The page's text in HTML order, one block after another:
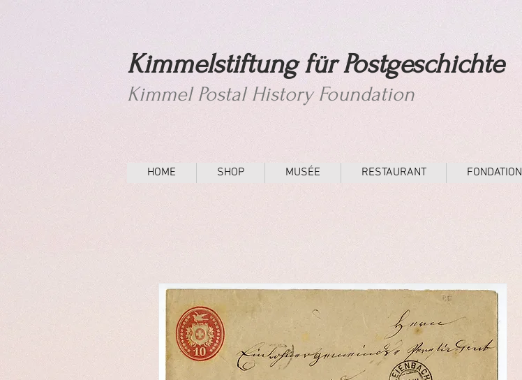
Kimmelstiftung für Postgeschichte
Kimmel Postal History Foundation
HOME SHOP MUSÉE RESTAURANT FONDATION